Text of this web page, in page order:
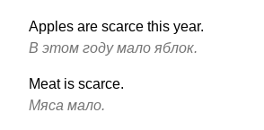
Apples are scarce this year.
В этом году мало яблок.
Meat is scarce.
Мяса мало.